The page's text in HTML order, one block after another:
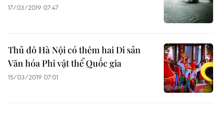
17/03/2019 07:47
Thủ đô Hà Nội có thêm hai Di sản
Văn hóa Phi vật thể Quốc gia
15/03/2019 07:01